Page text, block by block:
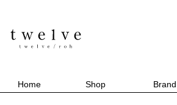
Home Shop Brand